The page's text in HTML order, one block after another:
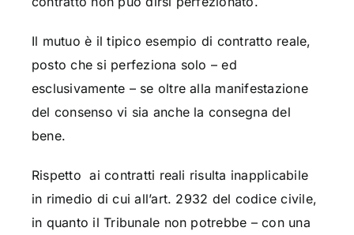
Il mutuo è il tipico esempio di contratto reale,
posto che si perfeziona solo – ed
esclusivamente – se oltre alla manifestazione
del consenso vi sia anche la consegna del
bene.
Rispetto ai contratti reali risulta inapplicabile
in rimedio di cui all’art. 2932 del codice civile,
in quanto il Tribunale non potrebbe – con una